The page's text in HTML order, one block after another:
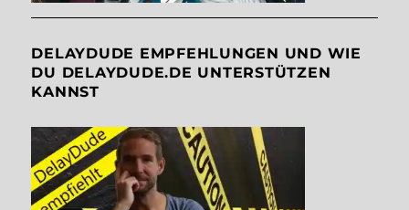
DELAYDUDE EMPFEHLUNGEN UND WIE
DU DELAYDUDE.DE UNTERSTÜTZEN
KANNST